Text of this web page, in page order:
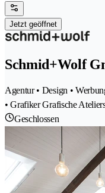
Jetzt geöffnet
Schmid+Wolf
Agentur • Design •
• Grafiker Grafische
Geschlossen